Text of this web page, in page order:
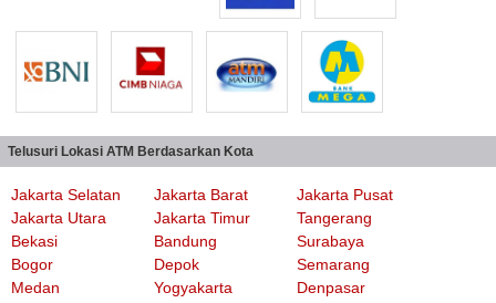
Telusuri Lokasi ATM Berdasarkan Kota
Jakarta Selatan Jakarta Barat
Jakarta Pusat
Jakarta Utara
Jakarta Timur
Tangerang
Bekasi
Bandung
Surabaya
Bogor
Depok
Semarang
Medan
Yogyakarta
Denpasar